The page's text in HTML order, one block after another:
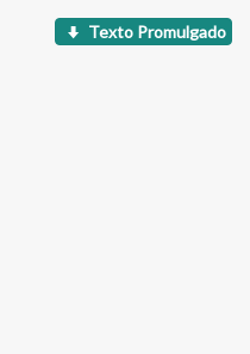
Texto Promulgado